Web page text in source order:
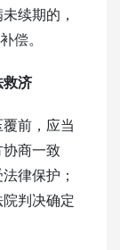
续期的，
偿。
救济
前，应当
商一致
律保护；
判决确定